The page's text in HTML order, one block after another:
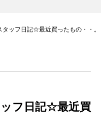
タッフ日記☆最近買ったもの・・。
フ日記☆最近買